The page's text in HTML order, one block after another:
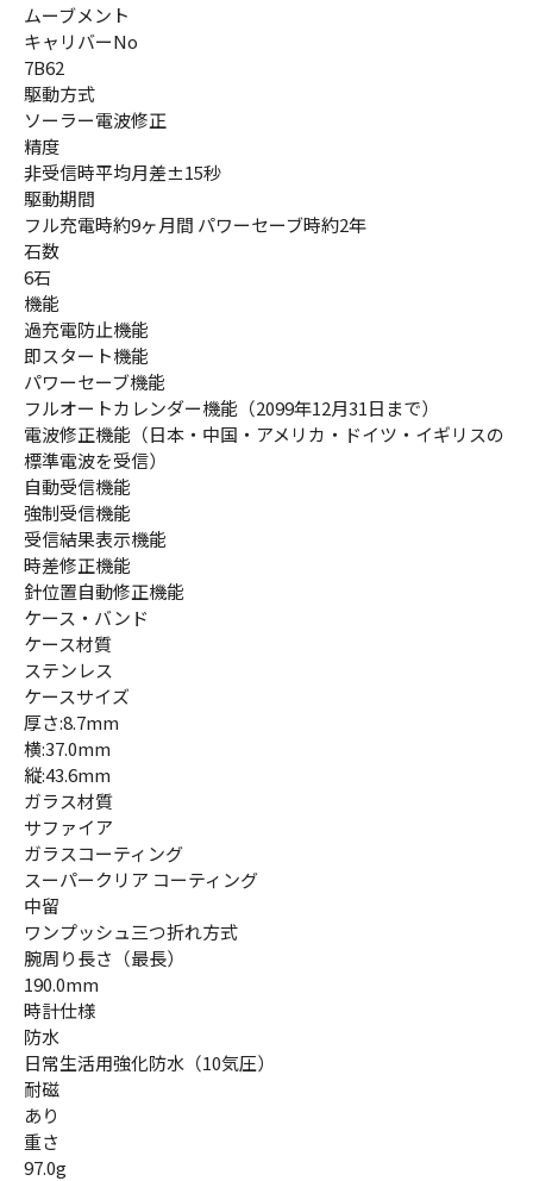
ムーブメント
キャリバーNo
7B62
駆動方式
ソーラー電波修正
精度
非受信時平均月差±15秒
駆動期間
フル充電時約9ヶ月間 パワーセーブ時約2年
石数
6石
機能
過充電防止機能
即スタート機能
パワーセーブ機能
フルオートカレンダー機能（2099年12月31日まで）
電波修正機能（日本・中国・アメリカ・ドイツ・イギリスの
標準電波を受信）
自動受信機能
強制受信機能
受信結果表示機能
時差修正機能
針位置自動修正機能
ケース・バンド
ケース材質
ステンレス
ケースサイズ
厚さ:8.7mm
横:37.0mm
縦:43.6mm
ガラス材質
サファイア
ガラスコーティング
スーパークリア コーティング
中留
ワンプッシュ三つ折れ方式
腕周り長さ（最長）
190.0mm
時計仕様
防水
日常生活用強化防水（10気圧）
耐磁
あり
重さ
97.0g